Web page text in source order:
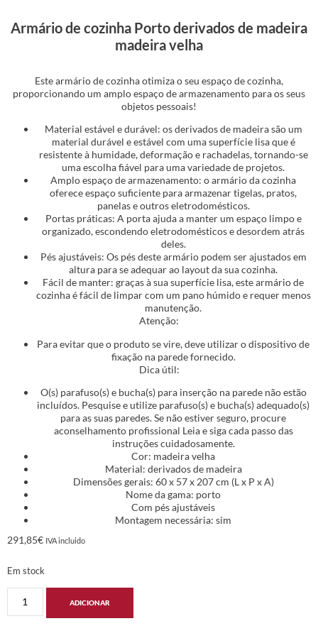
Armário de cozinha Porto derivados de madeira
madeira velha
Este armário de cozinha otimiza o seu espaço de cozinha,
proporcionando um amplo espaço de armazenamento para os seus
objetos pessoais!
Material estável e durável: os derivados de madeira são um
material durável e estável com uma superfície lisa que é
resistente à humidade, deformação e rachadelas, tornando-se
uma escolha fiável para uma variedade de projetos.
Amplo espaço de armazenamento: o armário da cozinha
oferece espaço suficiente para armazenar tigelas, pratos,
panelas e outros eletrodomésticos.
Portas práticas: A porta ajuda a manter um espaço limpo e
organizado, escondendo eletrodomésticos e desordem atrás
deles.
Pés ajustáveis: Os pés deste armário podem ser ajustados em
altura para se adequar ao layout da sua cozinha.
Fácil de manter: graças à sua superfície lisa, este armário de
cozinha é fácil de limpar com um pano húmido e requer menos
manutenção.
Atenção:
Para evitar que o produto se vire, deve utilizar o dispositivo de
fixação na parede fornecido.
Dica útil:
O(s) parafuso(s) e bucha(s) para inserção na parede não estão
incluídos. Pesquise e utilize parafuso(s) e bucha(s) adequado(s)
para as suas paredes. Se não estiver seguro, procure
aconselhamento profissional Leia e siga cada passo das
instruções cuidadosamente.
Cor: madeira velha
Material: derivados de madeira
Dimensões gerais: 60 x 57 x 207 cm (L x P x A)
Nome da gama: porto
Com pés ajustáveis
Montagem necessária: sim
291,85€ IVA incluido
Em stock
ADICIONAR